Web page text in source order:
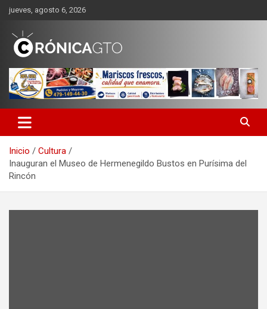
Saltar
contenido
jueves, agosto 6, 2026
CRONICA GUANAJUATO
Inicio
Cultura
Inauguran el Museo de Hermenegildo Bustos en Purísima del
Rincón